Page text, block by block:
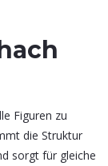
Figuren zu
die Struktur
sorgt für gleiche